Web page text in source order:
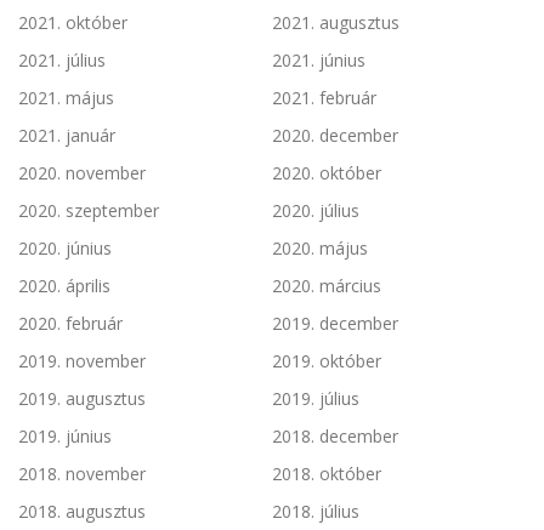
2021. október
2021. augusztus
2021. július
2021. június
2021. május
2021. február
2021. január
2020. december
2020. november
2020. október
2020. szeptember
2020. július
2020. június
2020. május
2020. április
2020. március
2020. február
2019. december
2019. november
2019. október
2019. augusztus
2019. július
2019. június
2018. december
2018. november
2018. október
2018. augusztus
2018. július